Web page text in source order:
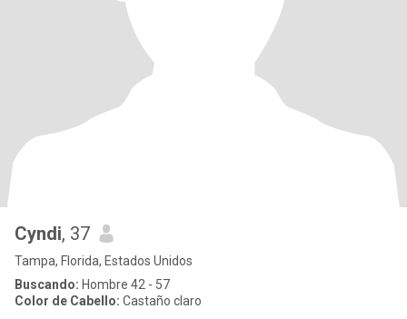
Cyndi, 37
Tampa, Florida, Estados Unidos
Buscando: Hombre 42 - 57
Color de Cabello: Castaño claro